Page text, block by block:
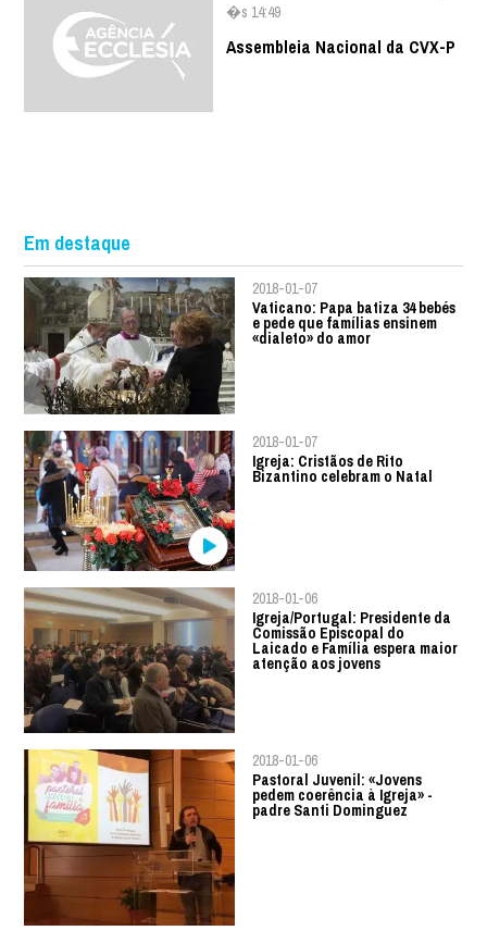
�s 14:49
Assembleia Nacional da CVX-P
Em destaque
2018-01-07
Vaticano: Papa batiza 34 bebés
e pede que famílias ensinem
«dialeto» do amor
2018-01-07
Igreja: Cristãos de Rito
Bizantino celebram o Natal
2018-01-06
Igreja/Portugal: Presidente da
Comissão Episcopal do
Laicado e Família espera maior
atenção aos jovens
2018-01-06
Pastoral Juvenil: «Jovens
pedem coerência à Igreja» -
padre Santi Dominguez